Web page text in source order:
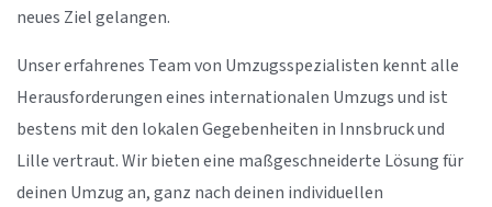
neues Ziel gelangen.
Unser erfahrenes Team von Umzugsspezialisten kennt alle
Herausforderungen eines internationalen Umzugs und ist
bestens mit den lokalen Gegebenheiten in Innsbruck und
Lille vertraut. Wir bieten eine maßgeschneiderte Lösung für
deinen Umzug an, ganz nach deinen individuellen